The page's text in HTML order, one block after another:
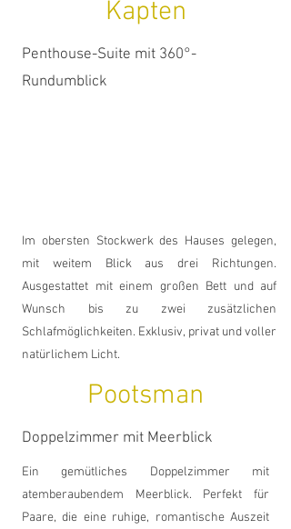
Kapten
Penthouse-Suite mit 360°-
Rundumblick
Im obersten Stockwerk des Hauses gelegen,
mit weitem Blick aus drei Richtungen.
Ausgestattet mit einem großen Bett und auf
Wunsch bis zu zwei zusätzlichen
Schlafmöglichkeiten. Exklusiv, privat und voller
natürlichem Licht.
Pootsman
Doppelzimmer mit Meerblick
Ein gemütliches Doppelzimmer mit
atemberaubendem Meerblick. Perfekt für
Paare, die eine ruhige, romantische Auszeit